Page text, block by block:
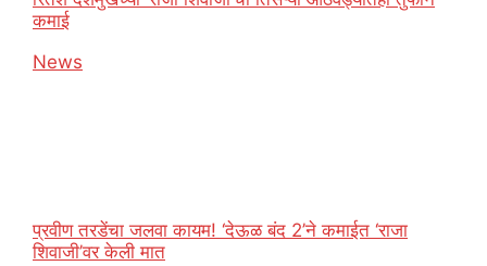
कमाई
In relation to
News
प्रवीण तरडेंचा जलवा कायम! ‘देऊळ बंद 2’ने कमाईत ‘राजा
शिवाजी’वर केली मात